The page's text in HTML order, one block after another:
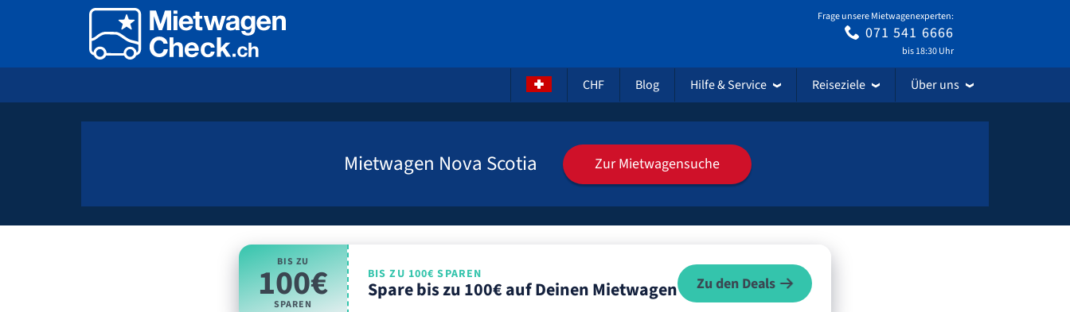
Frage unsere Mietwagenexperten:
071 541 6666
bis 18:30 Uhr
CHF Blog Hilfe & Service Reiseziele Über uns
Mietwagen Nova Scotia Zur Mietwagensuche
BIS ZU
100€
SPAREN
BIS ZU 100€ SPAREN
Spare bis zu 100€ auf Deinen Mietwagen Zu den Deals